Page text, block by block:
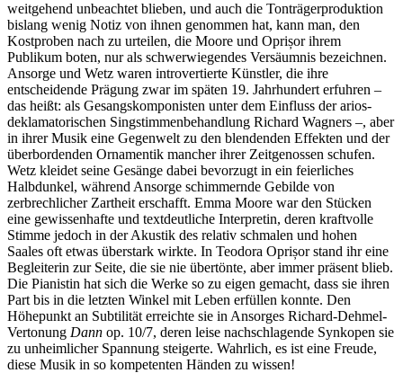
weitgehend unbeachtet blieben, und auch die Tonträgerproduktion
bislang wenig Notiz von ihnen genommen hat, kann man, den
Kostproben nach zu urteilen, die Moore und Oprișor ihrem
Publikum boten, nur als schwerwiegendes Versäumnis bezeichnen.
Ansorge und Wetz waren introvertierte Künstler, die ihre
entscheidende Prägung zwar im späten 19. Jahrhundert erfuhren –
das heißt: als Gesangskomponisten unter dem Einfluss der arios-
deklamatorischen Singstimmenbehandlung Richard Wagners –, aber
in ihrer Musik eine Gegenwelt zu den blendenden Effekten und der
überbordenden Ornamentik mancher ihrer Zeitgenossen schufen.
Wetz kleidet seine Gesänge dabei bevorzugt in ein feierliches
Halbdunkel, während Ansorge schimmernde Gebilde von
zerbrechlicher Zartheit erschafft. Emma Moore war den Stücken
eine gewissenhafte und textdeutliche Interpretin, deren kraftvolle
Stimme jedoch in der Akustik des relativ schmalen und hohen
Saales oft etwas überstark wirkte. In Teodora Oprișor stand ihr eine
Begleiterin zur Seite, die sie nie übertönte, aber immer präsent blieb.
Die Pianistin hat sich die Werke so zu eigen gemacht, dass sie ihren
Part bis in die letzten Winkel mit Leben erfüllen konnte. Den
Höhepunkt an Subtilität erreichte sie in Ansorges Richard-Dehmel-
Vertonung Dann op. 10/7, deren leise nachschlagende Synkopen sie
zu unheimlicher Spannung steigerte. Wahrlich, es ist eine Freude,
diese Musik in so kompetenten Händen zu wissen!